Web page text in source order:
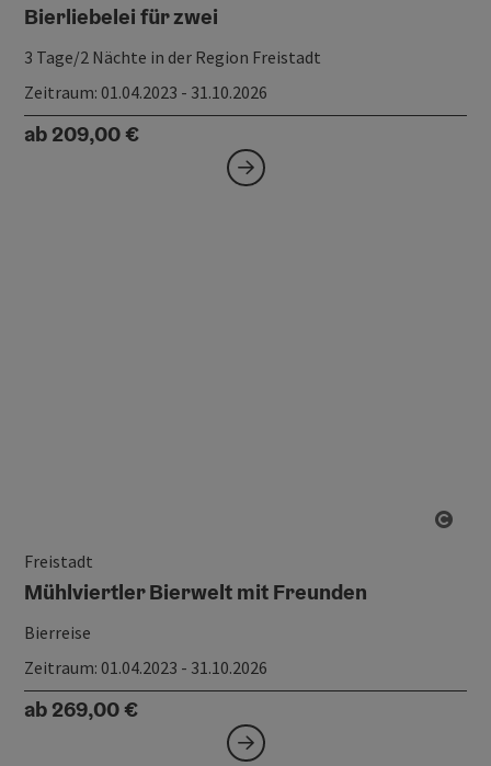
Bierliebelei für zwei
3 Tage/2 Nächte in der Region Freistadt
Zeitraum: 01.04.2023 - 31.10.2026
ab 209,00 €
Freistadt
Mühlviertler Bierwelt mit Freunden
Bierreise
Zeitraum: 01.04.2023 - 31.10.2026
ab 269,00 €